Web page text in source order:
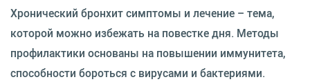
Хронический бронхит симптомы и лечение – тема,
которой можно избежать на повестке дня. Методы
профилактики основаны на повышении иммунитета,
способности бороться с вирусами и бактериями.